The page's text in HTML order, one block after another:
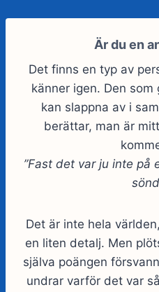
Är du en
Det finns en typ av
känner igen. Den
kan slappna av i
berättar, man är
”Fast det var ju inte på
Det är inte hela
en liten detalj. Men
själva poängen
undrar varför det var